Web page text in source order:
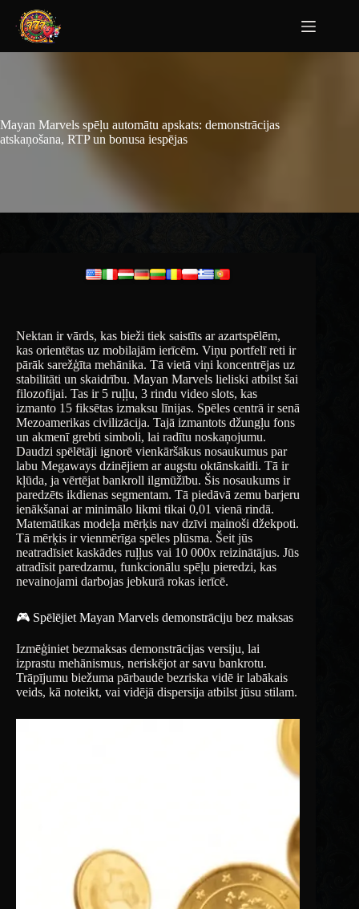
Mayan Marvels spēļu automātu apskats: demonstrācijas
atskaņošana, RTP un bonusa iespējas
Nektan ir vārds, kas bieži tiek saistīts ar azartspēlēm,
kas orientētas uz mobilajām ierīcēm. Viņu portfelī reti ir
pārāk sarežģīta mehānika. Tā vietā viņi koncentrējas uz
stabilitāti un skaidrību. Mayan Marvels lieliski atbilst šai
filozofijai. Tas ir 5 ruļļu, 3 rindu video slots, kas
izmanto 15 fiksētas izmaksu līnijas. Spēles centrā ir senā
Mezoamerikas civilizācija. Tajā izmantots džungļu fons
un akmenī grebti simboli, lai radītu noskaņojumu.
Daudzi spēlētāji ignorē vienkāršākus nosaukumus par
labu Megaways dzinējiem ar augstu oktānskaitli. Tā ir
kļūda, ja vērtējat bankroll ilgmūžību. Šis nosaukums ir
paredzēts ikdienas segmentam. Tā piedāvā zemu barjeru
ienākšanai ar minimālo likmi tikai 0,01 vienā rindā.
Matemātikas modeļa mērķis nav dzīvi mainoši džekpoti.
Tā mērķis ir vienmērīga spēles plūsma. Šeit jūs
neatradīsiet kaskādes ruļļus vai 10 000x reizinātājus. Jūs
atradīsit paredzamu, funkcionālu spēļu pieredzi, kas
nevainojami darbojas jebkurā rokas ierīcē.
🎮 Spēlējiet Mayan Marvels demonstrāciju bez maksas
Izmēģiniet bezmaksas demonstrācijas versiju, lai
izprastu mehānismus, neriskējot ar savu bankrotu.
Trāpījumu biežuma pārbaude bezriska vidē ir labākais
veids, kā noteikt, vai vidējā dispersija atbilst jūsu stilam.